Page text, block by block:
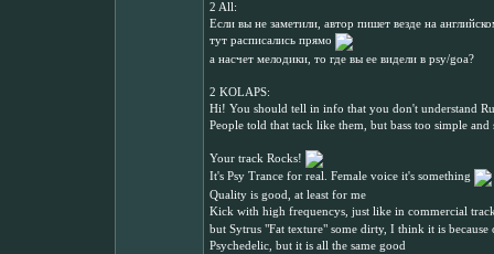
2 All:
Если вы не заметили, автор пишет везде на
тут расписались прямо
а насчет мелодики, то где вы ее видели в psy/goa?
2 KOLAPS:
Hi! You should tell in info that you don't understand
People told that tack like them, but bass too simple
Your track Rocks!
It's Psy Trance for real. Female voice it's something
Quality is good, at least for me
Kick with high frequencys, just like in commercial
but Sytrus "Fat texture" some dirty, I think it is
Psychedelic, but it is all the same good